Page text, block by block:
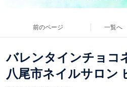
前のページ 一覧へ
バレンタインチョコ
八尾市ネイルサロン